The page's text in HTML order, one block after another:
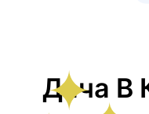
Дача В